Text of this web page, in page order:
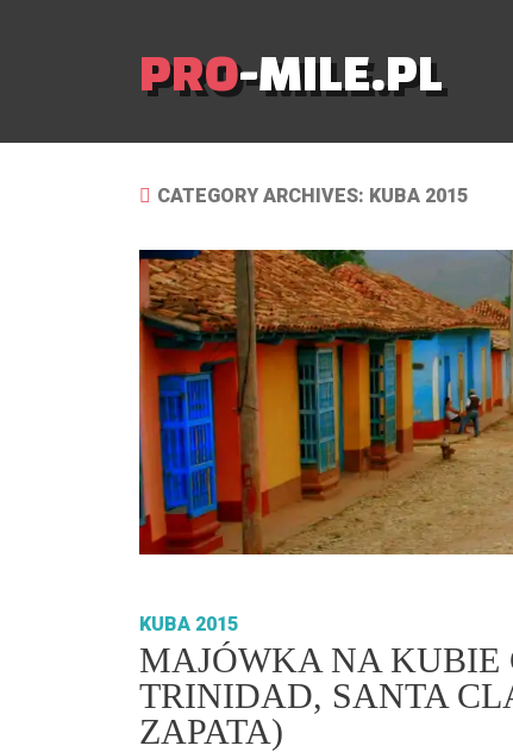
PRO-MILE.PL
CATEGORY ARCHIVES: KUBA 2015
KUBA 2015
MAJÓWKA NA KUBIE
TRINIDAD, SANTA
ZAPATA)